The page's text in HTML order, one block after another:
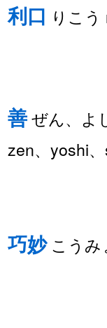
利口 りこう
善ぜん、よ
zen、yoshi
巧妙こうみ